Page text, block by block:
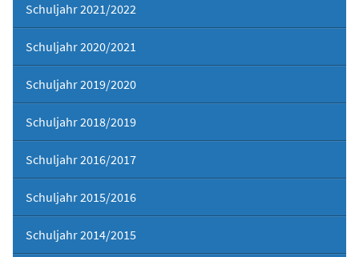
Schuljahr 2021/2022
Schuljahr 2020/2021
Schuljahr 2019/2020
Schuljahr 2018/2019
Schuljahr 2016/2017
Schuljahr 2015/2016
Schuljahr 2014/2015